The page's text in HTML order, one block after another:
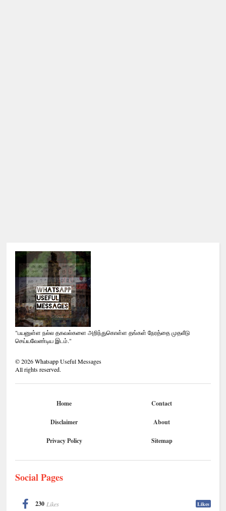
"பயனுள்ள நல்ல தகவல்களை அறிந்துகொள்ள தங்கள் நேரத்தை முதலீடு
செய்யவேண்டிய இடம்."
©2026Whatsapp Useful Messages
All rights reserved.
Home Contact
Disclaimer About
Privacy Policy Sitemap
Social Pages
230 Likes Likes